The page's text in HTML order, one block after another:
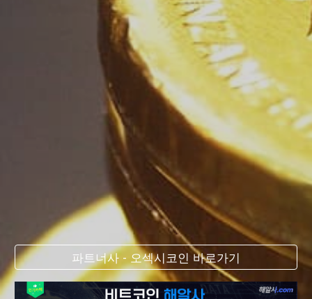
파트너사 - 오섹시코인 바로가기